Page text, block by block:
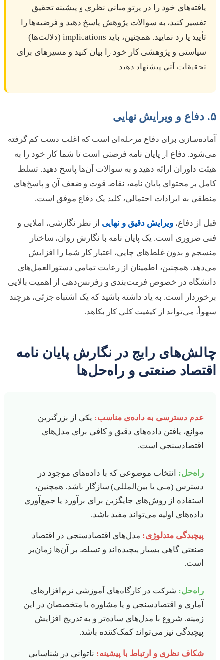
یافته‌های خود را در پرتو مبانی نظری و پیشینه تحقیق
تفسیر کنید، به سوالات پژوهش پاسخ دهید و فرضیه‌ها را
تأیید یا رد نمایید. همچنین، باید implications (دلالت‌ها)
سیاستی و پژوهشی کار خود را بیان کنید و مسیرهای برای
تحقیقات آتی پیشنهاد دهید.
۵. دفاع و ویرایش نهایی
آماده‌سازی برای دفاع مرحله‌ای است که اغلب دست کم گرفته
می‌شود. دفاع از پایان نامه فرصتی است تا شما کار خود را به
هیئت داوران ارائه دهید و به سوالات آن‌ها پاسخ دهید. تسلط
کامل بر محتوای پایان نامه، نقاط قوت و ضعف آن و پاسخ‌های
منطقی به ایرادات احتمالی، کلید یک دفاع موفق است.
قبل از دفاع، ویرایش دقیق و نهایی از نظر نگارشی، املایی و
فنی ضروری است. یک پایان نامه با نگارش روان، ساختار
منسجم و بدون غلط‌های چاپی، اعتبار کار شما را افزایش
می‌دهد. همچنین، اطمینان از رعایت تمامی دستورالعمل‌های
دانشگاه در خصوص فرمت‌بندی و رفرنس‌دهی از اهمیت بالایی
برخوردار است. به یاد داشته باشید که یک اشتباه جزئی، هرچند
سهواً، می‌تواند از کیفیت کلی کار بکاهد.
چالش‌های رایج در نگارش پایان نامه
اقتصاد صنعتی و راه‌حل‌ها
عدم دسترسی به داده‌ی مناسب: یکی از بزرگترین
موانع، یافتن داده‌های دقیق و کافی برای مدل‌های
اقتصادسنجی است.
راه‌حل: انتخاب موضوعی که با داده‌های موجود در
دسترس (ملی یا بین‌المللی) سازگار باشد. همچنین،
استفاده از روش‌های جایگزین برای برآورد یا جمع‌آوری
داده‌های اولیه می‌تواند مفید باشد.
پیچیدگی متدلوژی: مدل‌های اقتصادسنجی در اقتصاد
صنعتی گاهی بسیار پیچیده‌اند و تسلط بر آن‌ها زمان‌بر
است.
راه‌حل: شرکت در کارگاه‌های آموزشی نرم‌افزارهای
آماری و اقتصادسنجی و یا مشاوره با متخصصان در این
زمینه. شروع با مدل‌های ساده‌تر و به تدریج افزایش
پیچیدگی نیز می‌تواند کمک‌کننده باشد.
شکاف نظری و ارتباط با پیشینه: ناتوانی در شناسایی